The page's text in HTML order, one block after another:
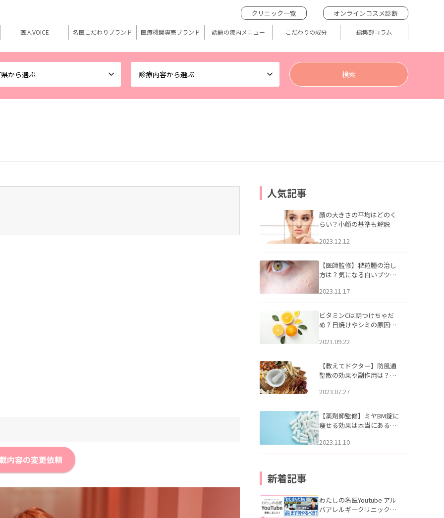
から選ぶ 診療内容から選ぶ
クリニック一覧 オンラインコスメ診断
医人VOICE 名医こだわりブランド 医療機関専売ブランド 話題の院内メニュー こだわりの成分 編集部コラム
内容の変更依頼
人気記事
顔の大きさの平均はどのく
らい？小顔の基準も解説
2023.12.12
【医師監修】稗粒腫の治し
方は？気になる白いブツブ
アについて
2023.11.17
ビタミンCは朝つけちゃだ
め？日焼けやシミの原因に
2021.09.22
【教えてドクター】防風通
聖散の効果や副作用は？長
2023.07.27
【薬剤師監修】ミヤBM錠に
痩せる効果は本当にある
2023.11.10
新着記事
わたしの名医Youtube アル
バアレルギークリニック札